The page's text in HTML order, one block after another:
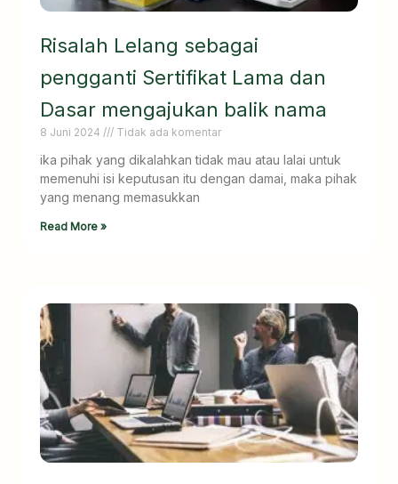
Risalah Lelang sebagai
pengganti Sertifikat Lama dan
Dasar mengajukan balik nama
8 Juni 2024 Tidak ada komentar
ika pihak yang dikalahkan tidak mau atau lalai untuk
memenuhi isi keputusan itu dengan damai, maka pihak
yang menang memasukkan
Read More »